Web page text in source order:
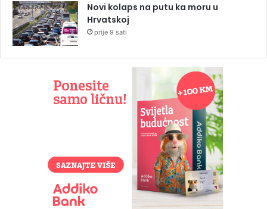
Novi kolaps na putu ka moru u
Hrvatskoj
prije 9 sati